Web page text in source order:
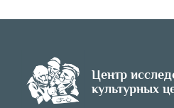
Центр
культурных